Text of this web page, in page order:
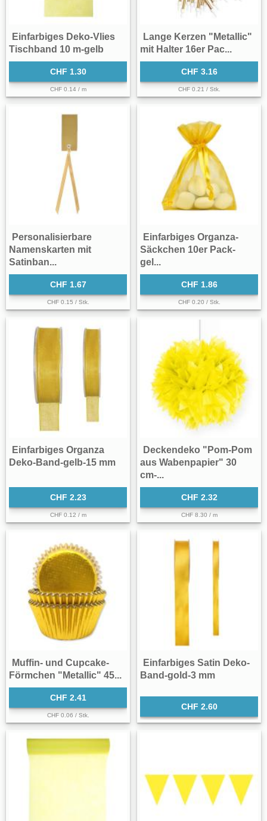
Einfarbiges Deko-Vlies
Tischband 10 m-gelb
CHF 1.30
CHF 0.14 / m
Lange Kerzen "Metallic"
mit Halter 16er Pac...
CHF 3.16
CHF 0.21 / Stk.
Personalisierbare
Namenskarten mit
Satinban...
CHF 1.67
CHF 0.15 / Stk.
Einfarbiges Organza-
Säckchen 10er Pack-
gel...
CHF 1.86
CHF 0.20 / Stk.
Einfarbiges Organza
Deko-Band-gelb-15 mm
CHF 2.23
CHF 0.12 / m
Deckendeko "Pom-Pom
aus Wabenpapier" 30
cm-...
CHF 2.32
CHF 8.30 / m
Muffin- und Cupcake-
Förmchen "Metallic" 45...
CHF 2.41
CHF 0.06 / Stk.
Einfarbiges Satin Deko-
Band-gold-3 mm
CHF 2.60